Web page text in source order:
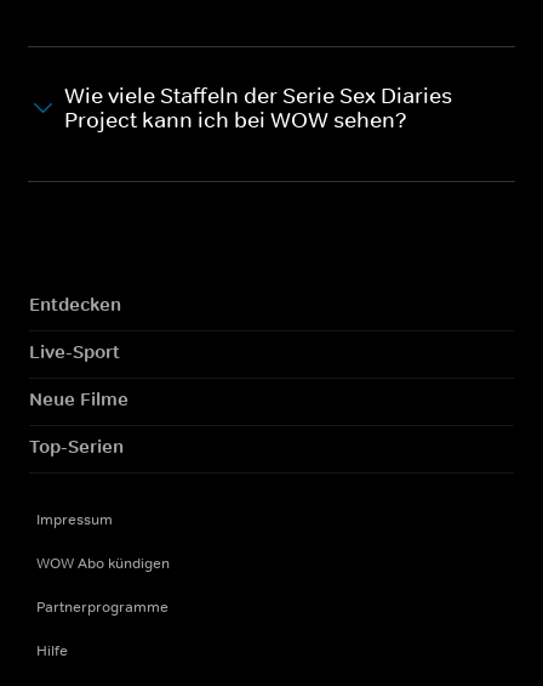
Wie viele Staffeln der Serie Sex Diaries
Project kann ich bei WOW sehen?
Entdecken
Live-Sport
Neue Filme
Top-Serien
Impressum
WOW Abo kündigen
Partnerprogramme
Hilfe